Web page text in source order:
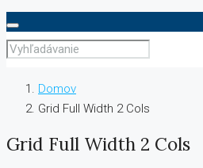
Domov
Grid Full Width 2 Cols
Grid Full Width 2 Cols